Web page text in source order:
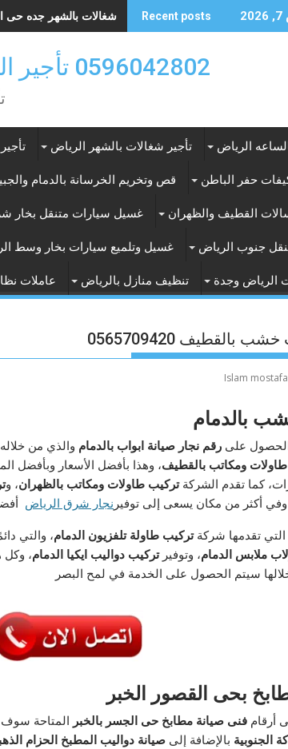
Recent posts شغالات بالشهر جده حى الفيحاء
0596042802 تأجير العماله المنزليه بالساعه والشهر بالرياض
الرياض تأجير شغالات بالشهر الرياض
حفر الباطن قص وتخريم الخرسانة بالدمام
القطيف والظهران غسيل سيارات متنقل بخار
جنوب الرياض غسيل وتلميع سيارات بخار وسط
الرياض وجدة تنظيف منازل بالرياض عاملات
0565709420
Islam mostafa
بالدمام
على رقم نجار صيانة ابواب بالدمام والذي من
ومكاتب بالقطيف، وهذا بأفضل الأسعار وبأفضل
كما تقدم الشركةتركيب طاولات ومكاتب بالظهران، و
وفي أكثر من مكان يسعى إلى توفير نجار شرق الرياض
تقدمها شركةتركيب طاولة تلفزيون الدمام، والتي
ملابس الدمام، وتوفيرتركيب دواليب ايكيا الدمام، وكل
سيتم الحصول على الخدمة في لمح البصر
بحى القصور الخبر
أرقام فنى صيانة مطابخ حى الجسر بالخبر المتاحة
الجنوبية بالإضافة إلى صيانة دواليب المطبخ الحزام